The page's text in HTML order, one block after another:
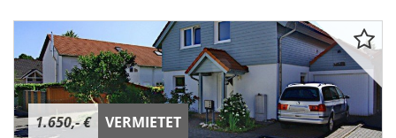
1.650,- € VERMIETET